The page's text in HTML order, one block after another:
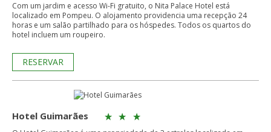
Com um jardim e acesso Wi-Fi gratuito, o Nita Palace Hotel está
localizado em Pompeu. O alojamento providencia uma recepção 24
horas e um salão partilhado para os hóspedes. Todos os quartos do
hotel incluem um roupeiro.
RESERVAR
Hotel Guimarães